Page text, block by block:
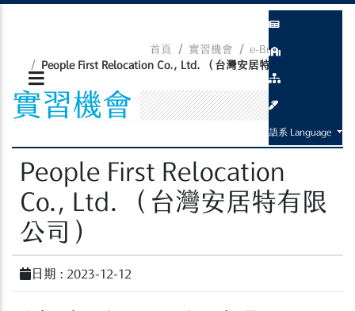
語系 Language
首頁 實習機會
e-Bulletin Board
People First Relocation Co., Ltd. （台灣安居特有限....
實習機會
People First Relocation
Co., Ltd. （台灣安居特有限
公司）
日期 : 2023-12-12